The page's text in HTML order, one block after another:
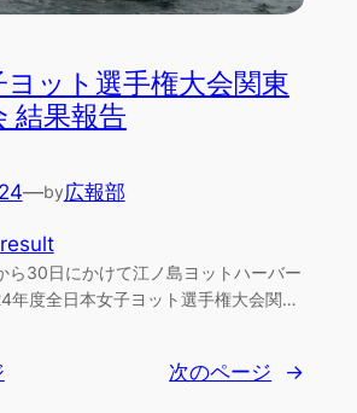
ット選手権大会関東
結果報告
—by広報部
result
ら30日にかけて江ノ島ヨットハーバー
年度全日本女子ヨット選手権大会関…
次のページ →